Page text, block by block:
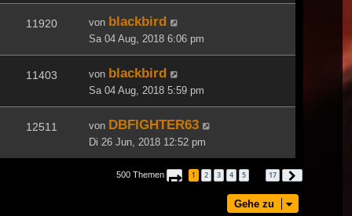
11920 von blackbird
Sa 04 Aug, 2018 6:06 pm
11403 von blackbird
Sa 04 Aug, 2018 5:59 pm
12511 von DBFIGHTER63
Di 26 Jun, 2018 12:52 pm
500 Themen Seite von 17
1 2 3 4 5 17
Gehe zu